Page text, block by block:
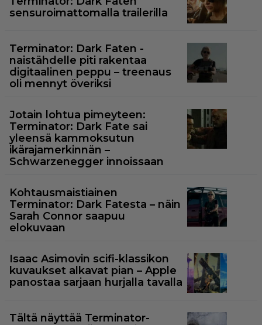
sensuroimattomalla trailerilla
Terminator: Dark Faten -
naistähdelle piti rakentaa
digitaalinen peppu – treenaus
oli mennyt överiksi
Jotain lohtua pimeyteen:
Terminator: Dark Fate sai
yleensä kammoksutun
ikärajamerkinnän –
Schwarzenegger innoissaan
Kohtausmaistiainen
Terminator: Dark Fatesta – näin
Sarah Connor saapuu
elokuvaan
Isaac Asimovin scifi-klassikon
kuvaukset alkavat pian – Apple
panostaa sarjaan hurjalla tavalla
Tältä näyttää Terminator-